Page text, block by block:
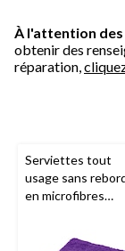
À l'attention
obtenir des
réparation,
Serviettes tout
usage sans
en microfibres